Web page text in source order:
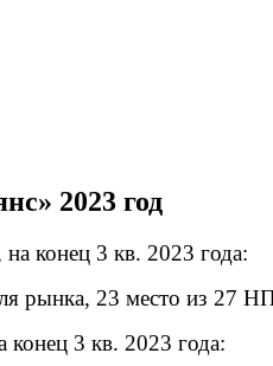
2023 год
конец 3 кв. 2023 года:
рынка, 23 место из 27
3 кв. 2023 года: